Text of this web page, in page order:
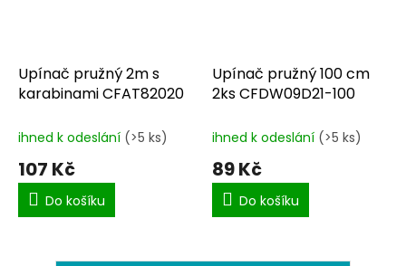
Upínač pružný 2m s
karabinami CFAT82020
ihned k odeslání (>5 ks)
107 Kč
Do košíku
Upínač pružný 100 cm
2ks CFDW09D21-100
ihned k odeslání (>5 ks)
89 Kč
Do košíku